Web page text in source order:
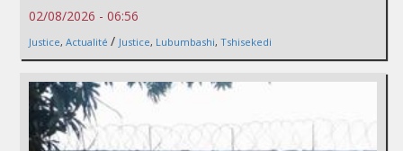
02/08/2026 - 06:56
Justice, Actualité / Justice, Lubumbashi, Tshisekedi